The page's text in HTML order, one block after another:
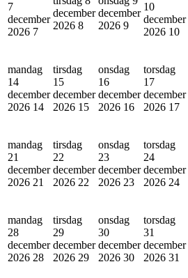
7
december
2026 7
december
2026 8
december
2026 9
10
december
2026 10
mandag
14
december
2026 14
tirsdag
15
december
2026 15
onsdag
16
december
2026 16
torsdag
17
december
2026 17
mandag
21
december
2026 21
tirsdag
22
december
2026 22
onsdag
23
december
2026 23
torsdag
24
december
2026 24
mandag
28
december
2026 28
tirsdag
29
december
2026 29
onsdag
30
december
2026 30
torsdag
31
december
2026 31